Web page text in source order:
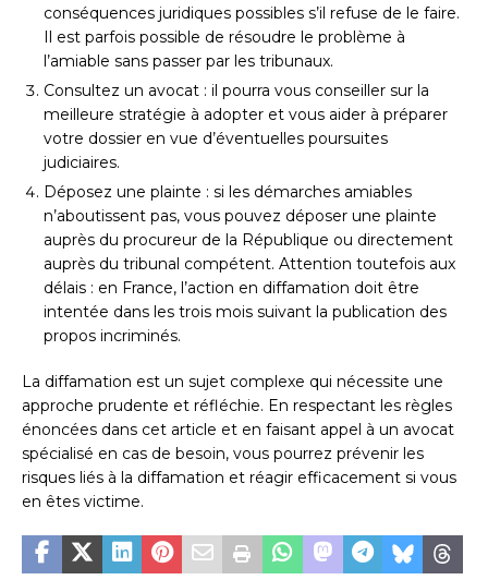
conséquences juridiques possibles s’il refuse de le faire.
Il est parfois possible de résoudre le problème à
l’amiable sans passer par les tribunaux.
Consultez un avocat : il pourra vous conseiller sur la
meilleure stratégie à adopter et vous aider à préparer
votre dossier en vue d’éventuelles poursuites
judiciaires.
Déposez une plainte : si les démarches amiables
n’aboutissent pas, vous pouvez déposer une plainte
auprès du procureur de la République ou directement
auprès du tribunal compétent. Attention toutefois aux
délais : en France, l’action en diffamation doit être
intentée dans les trois mois suivant la publication des
propos incriminés.
La diffamation est un sujet complexe qui nécessite une
approche prudente et réfléchie. En respectant les règles
énoncées dans cet article et en faisant appel à un avocat
spécialisé en cas de besoin, vous pourrez prévenir les
risques liés à la diffamation et réagir efficacement si vous
en êtes victime.